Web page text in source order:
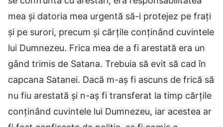
mea și datoria mea urgentă să-i protejez pe frați
și pe surori, precum și cărțile conținând cuvintele
lui Dumnezeu. Frica mea de a fi arestată era un
gând trimis de Satana. Trebuia să evit să cad în
capcana Satanei. Dacă m-aș fi ascuns de frică să
nu fiu arestată și n-aș fi transferat la timp cărțile
conținând cuvintele lui Dumnezeu, iar acestea ar